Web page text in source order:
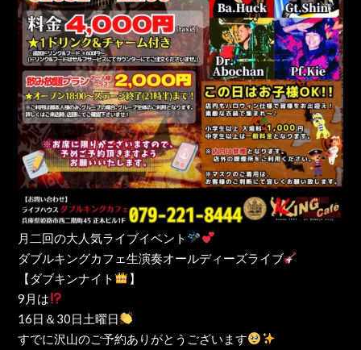
月二回の大人気ライブイベント
ダブルキングカフェ生演奏オールディーズライブ
【ダブキンナイト
】
9月は
16日＆30日土曜日
すでに沢山のご予約ありがとうございます